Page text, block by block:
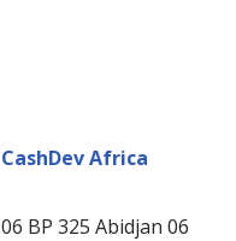
CashDev Africa
06 BP 325 Abidjan 06